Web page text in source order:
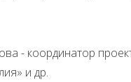
- координатор
и др.